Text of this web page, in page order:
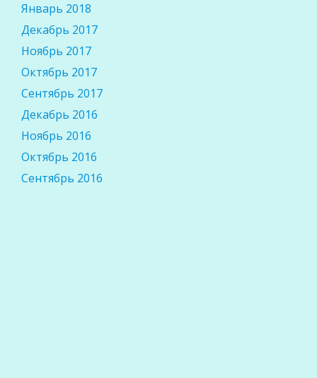
Январь 2018
Декабрь 2017
Ноябрь 2017
Октябрь 2017
Сентябрь 2017
Декабрь 2016
Ноябрь 2016
Октябрь 2016
Сентябрь 2016